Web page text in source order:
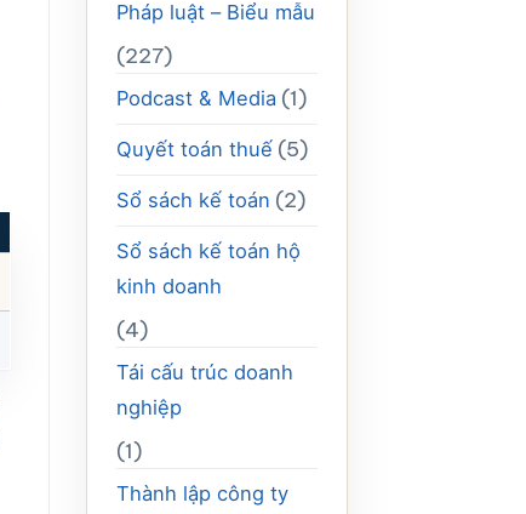
Pháp luật – Biểu mẫu
(227)
Podcast & Media (1)
Quyết toán thuế (5)
Sổ sách kế toán (2)
Sổ sách kế toán hộ
kinh doanh
(4)
Tái cấu trúc doanh
nghiệp
(1)
Thành lập công ty